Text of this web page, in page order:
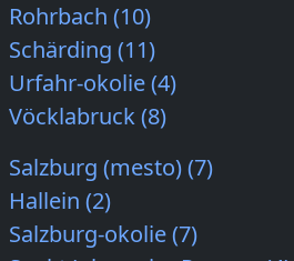
Rohrbach (10)
Schärding (11)
Urfahr-okolie (4)
Vöcklabruck (8)
Salzburg (mesto) (7)
Hallein (2)
Salzburg-okolie (7)